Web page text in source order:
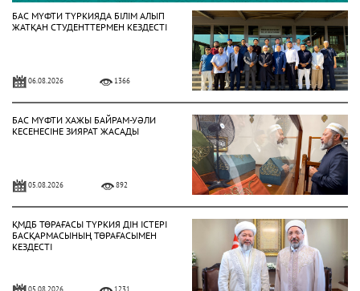
БАС МҮФТИ ТҮРКИЯДА БІЛІМ АЛЫП
ЖАТҚАН СТУДЕНТТЕРМЕН КЕЗДЕСТІ
06.08.2026 1366
БАС МҮФТИ ХАЖЫ БАЙРАМ-УӘЛИ
КЕСЕНЕСІНЕ ЗИЯРАТ ЖАСАДЫ
05.08.2026 892
ҚМДБ ТӨРАҒАСЫ ТҮРКИЯ ДІН ІСТЕРІ
БАСҚАРМАСЫНЫҢ ТӨРАҒАСЫМЕН
КЕЗДЕСТІ
05.08.2026